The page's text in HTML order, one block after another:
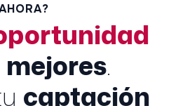
mejores.
captación